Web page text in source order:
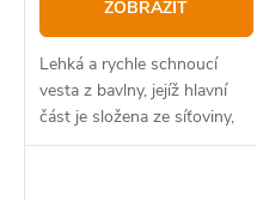
ZOBRAZIT
Lehká a rychle schnoucí
vesta z bavlny, jejíž hlavní
část je složena ze síťoviny,
což kladně ovlivní její nošení